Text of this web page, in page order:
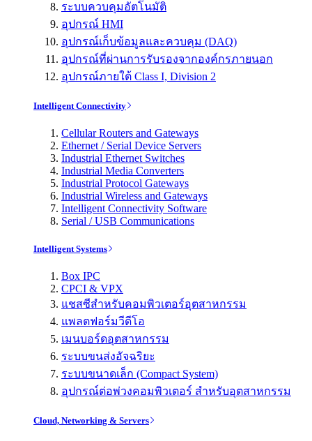
ระบบควบคุมอัตโนมัติ
อุปกรณ์ HMI
อุปกรณ์เก็บข้อมูลและควบคุม (DAQ)
อุปกรณ์ที่ผ่านการรับรองจากองค์กรภายนอก
อุปกรณ์ภายใต้ Class I, Division 2
Intelligent Connectivity
Cellular Routers and Gateways
Ethernet / Serial Device Servers
Industrial Ethernet Switches
Industrial Media Converters
Industrial Protocol Gateways
Industrial Wireless and Gateways
Intelligent Connectivity Software
Serial / USB Communications
Intelligent Systems
Box IPC
CPCI & VPX
แชสซีสำหรับคอมพิวเตอร์อุตสาหกรรม
แพลตฟอร์มวีดีโอ
เมนบอร์ดอุตสาหกรรม
ระบบขนส่งอัจฉริยะ
ระบบขนาดเล็ก (Compact System)
อุปกรณ์ต่อพ่วงคอมพิวเตอร์ สำหรับอุตสาหกรรม
Cloud, Networking & Servers